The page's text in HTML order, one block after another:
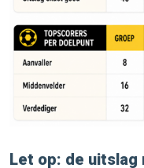
Let op: de uitslag